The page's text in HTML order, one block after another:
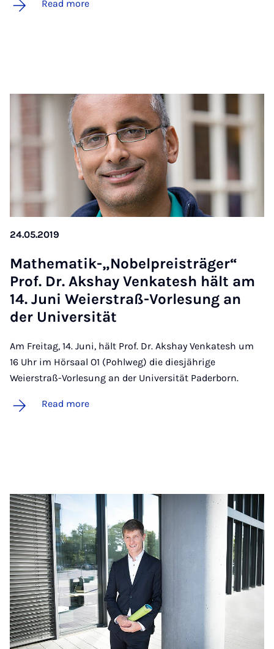
Read more
24.05.2019
Math­em­atik-„No­bel­pre­is­träger“
Prof. Dr. Ak­shay Ven­katesh hält am
14. Juni Wei­er­straß-Vor­le­sung an
der Uni­versität
Am Freitag, 14. Juni, hält Prof. Dr. Akshay Venkatesh um
16 Uhr im Hörsaal O1 (Pohlweg) die diesjährige
Weierstraß-Vorlesung an der Universität Paderborn.
Read more